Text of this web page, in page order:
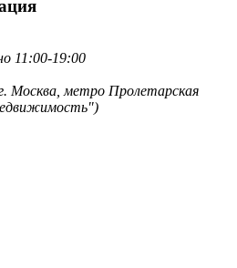
11:00-19:00
Москва, метро Пролетарская